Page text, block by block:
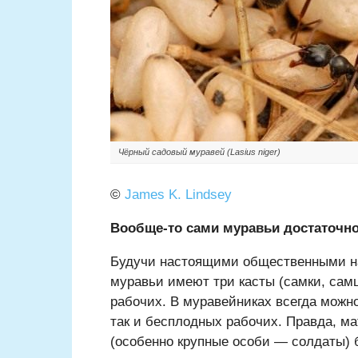
Чёрный садовый муравей (Lasius niger)
© James K. Lindsey
Вообще-то сами муравьи
Будучи настоящими общественными
муравьи имеют три касты (самки,
рабочих. В муравейниках всегда
так и бесплодных рабочих. Правда,
(особенно крупные особи — солдаты)